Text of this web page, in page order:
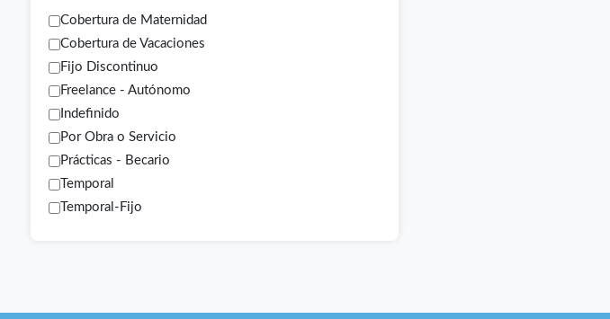
Cobertura de Maternidad
Cobertura de Vacaciones
Fijo Discontinuo
Freelance - Autónomo
Indefinido
Por Obra o Servicio
Prácticas - Becario
Temporal
Temporal-Fijo